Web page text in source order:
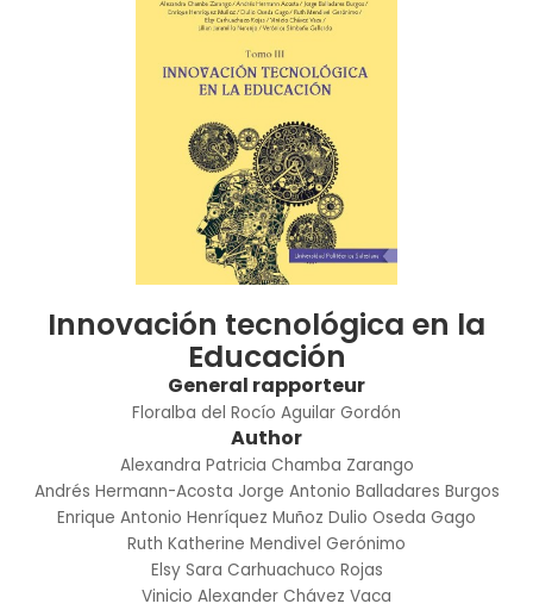
Innovación tecnológica en la
Educación
General rapporteur
Floralba del Rocío Aguilar Gordón
Author
Alexandra Patricia Chamba Zarango
Andrés Hermann-Acosta Jorge Antonio Balladares Burgos
Enrique Antonio Henríquez Muñoz Dulio Oseda Gago
Ruth Katherine Mendivel Gerónimo
Elsy Sara Carhuachuco Rojas
Vinicio Alexander Chávez Vaca